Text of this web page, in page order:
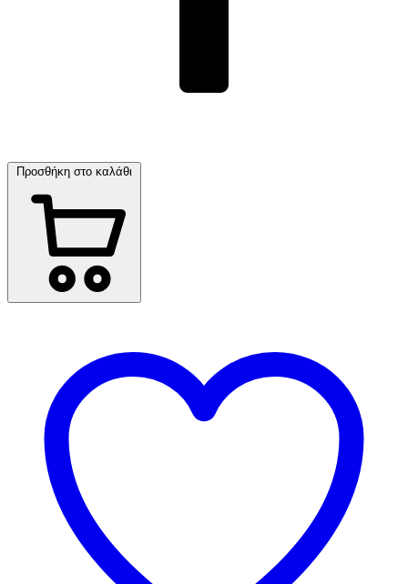
Προσθήκη στο καλάθι